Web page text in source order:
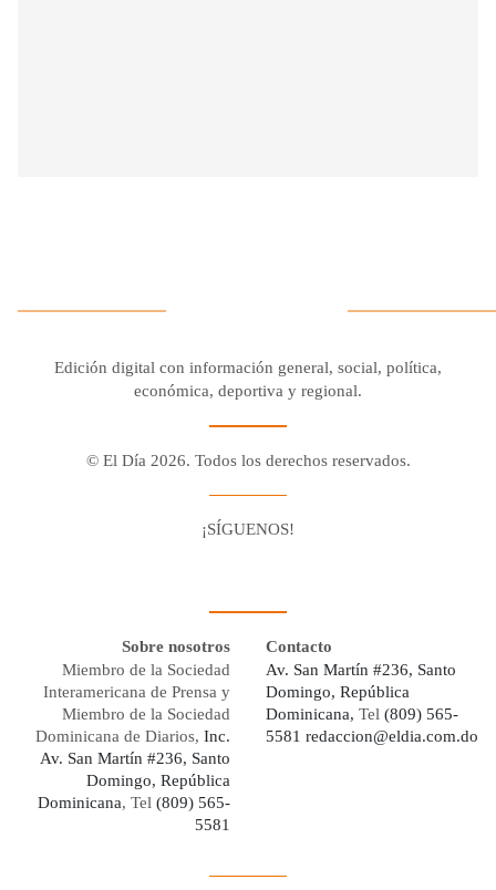
Edición digital con información general, social, política,
económica, deportiva y regional.
© El Día 2026. Todos los derechos reservados.
¡SÍGUENOS!
Sobre nosotros
Miembro de la Sociedad
Interamericana de Prensa y
Miembro de la Sociedad
Dominicana de Diarios, Inc.
Av. San Martín #236, Santo
Domingo, República
Dominicana, Tel (809) 565-
5581
Contacto
Av. San Martín #236, Santo
Domingo, República
Dominicana, Tel (809) 565-
5581 redaccion@eldia.com.do